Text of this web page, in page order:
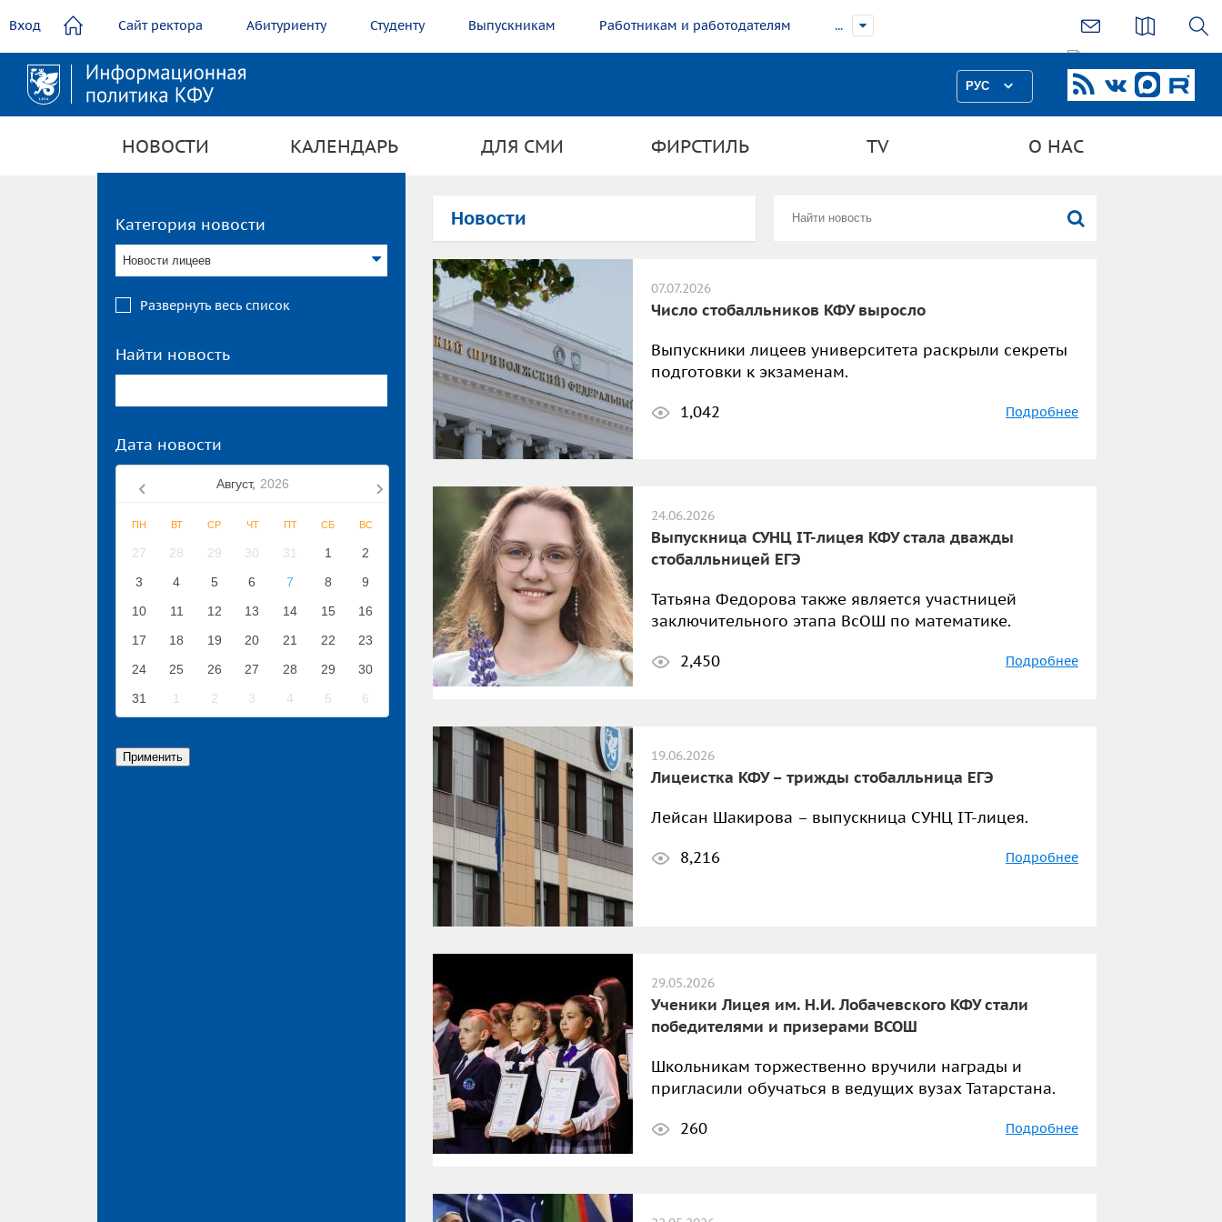
содержанию
Вход Сайт ректора Абитуриенту Студенту Выпускникам Работникам и работодателям ...
РУС
НОВОСТИ КАЛЕНДАРЬ ДЛЯ СМИ ФИРСТИЛЬ TV О НАС
Категория новости
Новости лицеев
Развернуть весь список
Найти новость
Дата новости
Август, 2026
ПН ВТ СР ЧТ ПТ СБ ВС
27 28 29 30 31 1
2
3
4 5 6 7 8
9
10
11 12 13 14 15
16
17
18 19 20 21 22
23
24
25 26 27 28 29
30
31
1 2 3 4 5 6
Новости
07.07.2026
Число стобалльников КФУ выросло
Выпускники лицеев университета раскрыли секреты
подготовки к экзаменам.
1,042
Подробнее
24.06.2026
Выпускница СУНЦ IT-лицея КФУ стала дважды
стобалльницей ЕГЭ
Татьяна Федорова также является участницей
заключительного этапа ВсОШ по математике.
2,450
Подробнее
19.06.2026
Лицеистка КФУ – трижды стобалльница ЕГЭ
Лейсан Шакирова – выпускница СУНЦ IT-лицея.
8,216
Подробнее
29.05.2026
Ученики Лицея им. Н.И. Лобачевского КФУ стали
победителями и призерами ВСОШ
Школьникам торжественно вручили награды и
пригласили обучаться в ведущих вузах Татарстана.
260
Подробнее